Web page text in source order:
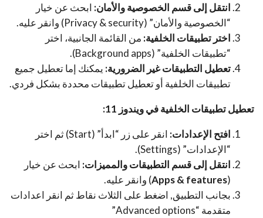
انتقل إلى قسم الخصوصية والأمان: ابحث عن خيار
“الخصوصية والأمان” (Privacy & security) وانقر عليه.
اختر تطبيقات الخلفية: من القائمة الجانبية، اختر
“تطبيقات الخلفية” (Background apps).
تعطيل التطبيقات غير الضرورية: يمكنك إما تعطيل جميع
تطبيقات الخلفية أو تعطيل تطبيقات محددة بشكل فردي.
تعطيل تطبيقات الخلفية في ويندوز 11:
افتح الإعدادات:
انقر على زر “ابدأ” (Start) ثم اختر
“الإعدادات” (Settings).
انتقل إلى قسم التطبيقات والمميزات: ابحث عن خيار
(
Apps & features) وانقر عليه.
بجانب التطبيق, اضغط على الثلاث نقاط ثم انقر اعدادات
متقدمة “Advanced options”